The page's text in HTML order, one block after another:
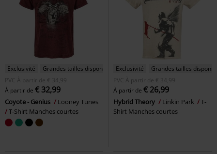
Exclusivité
Grandes tailles disponibles
PVC
À partir de € 34,99
À partir de € 32,99
Coyote - Genius
Looney Tunes
T-Shirt Manches courtes
Exclusivité
Grandes tailles
PVC
À partir de € 34,99
À partir de € 26,99
Hybrid Theory Linkin Park
T-
Shirt Manches courtes